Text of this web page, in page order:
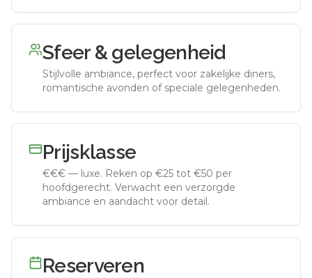
Sfeer & gelegenheid
Stijlvolle ambiance, perfect voor zakelijke diners,
romantische avonden of speciale gelegenheden.
Prijsklasse
€€€ — luxe. Reken op €25 tot €50 per
hoofdgerecht. Verwacht een verzorgde
ambiance en aandacht voor detail.
Reserveren